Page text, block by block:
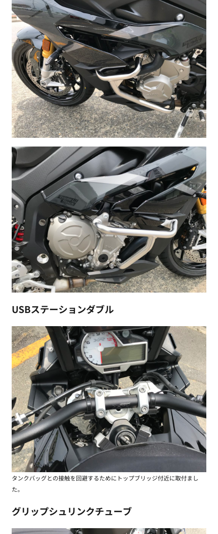
USBステーションダブル
タンクバッグとの接触を回避するためにトップブリッジ付近に取付まし
た。
グリップシュリンクチューブ